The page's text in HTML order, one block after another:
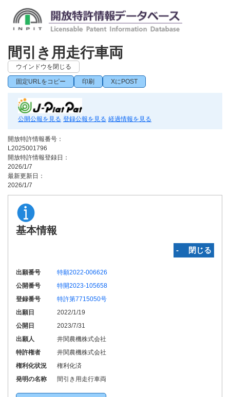
間引き用走行車両
ウインドウを閉じる
固定URLをコピー 印刷 XにPOST
公開公報を見る 登録公報を見る 経過情報を見る
開放特許情報番号：
L2025001796
開放特許情報登録日：
2026/1/7
最新更新日：
2026/1/7
基本情報
‐ 閉じる
出願番号
特願2022-006626
公開番号
特開2023-105658
登録番号
特許第7715050号
出願日
2022/1/19
公開日
2023/7/31
出願人
井関農機株式会社
特許権者
井関農機株式会社
権利化状況
権利化済
発明の名称
間引き用走行車両